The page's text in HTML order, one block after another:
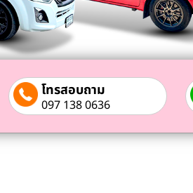
โทรสอบถาม
097 138 0636